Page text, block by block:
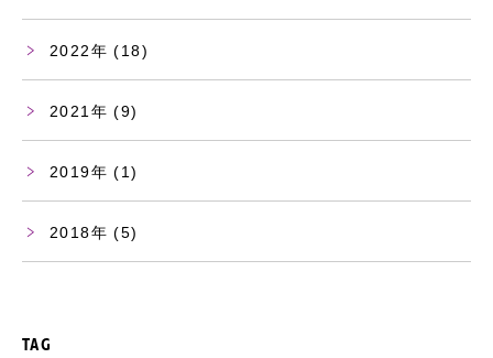
2022 (18)
2021 (9)
2019 (1)
2018 (5)
TAG